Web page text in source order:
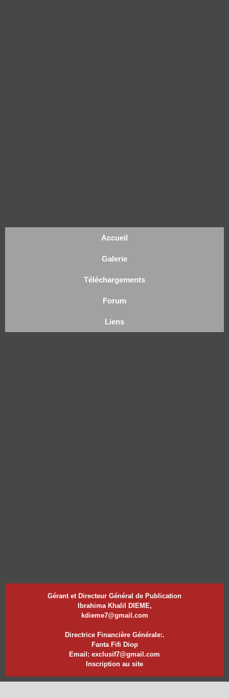
Accueil
Galerie
Téléchargements
Forum
Liens
Gérant et Directeur Général de Publication
Ibrahima Khalil DIEME,
kdieme7@gmail.com
Directrice Financière Générale:.
Fanta Fifi Diop
Email: exclusif7@gmail.com
Inscription au site